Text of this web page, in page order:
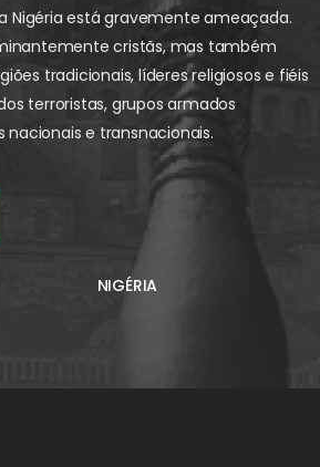
Nigéria está gravemente ameaçada.
cristãs, mas também
tradicionais, líderes religiosos e fiéis
terroristas, grupos armados
nacionais e transnacionais.
NIGÉRIA